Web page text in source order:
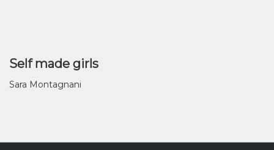
Self made girls
Sara Montagnani